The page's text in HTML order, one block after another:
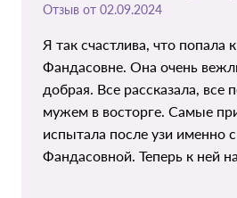
Отзыв от 02.09.2024
Я так счастлива, что попала
Фандасовне. Она очень
добрая. Все рассказала, все
мужем в восторге. Самые
испытала после узи именно
Фандасовной. Теперь к ней